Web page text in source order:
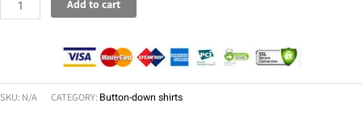
Add to cart
SKU: N/A CATEGORY: Button-down shirts